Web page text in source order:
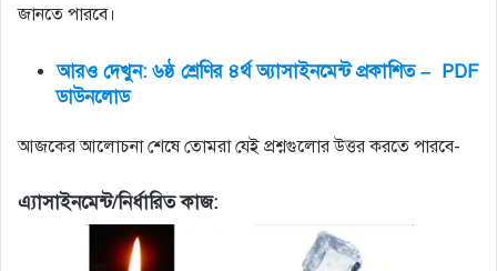
জানতে পারবে।
আরও দেখুন: ৬ষ্ঠ শ্রেণির ৪র্থ অ্যাসাইনমেন্ট প্রকাশিত – PDF
ডাউনলোড
আজকের আলোচনা শেষে তোমরা যেই প্রশ্নগুলোর উত্তর করতে পারবে-
এ্যাসাইনমেন্ট/নির্ধারিত কাজ: